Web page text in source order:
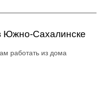
Южно-Сахалинске
работать из дома